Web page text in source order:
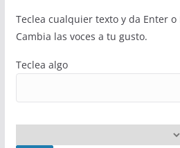
Teclea cualquier texto y da Enter o
Cambia las voces a tu gusto.
Teclea algo